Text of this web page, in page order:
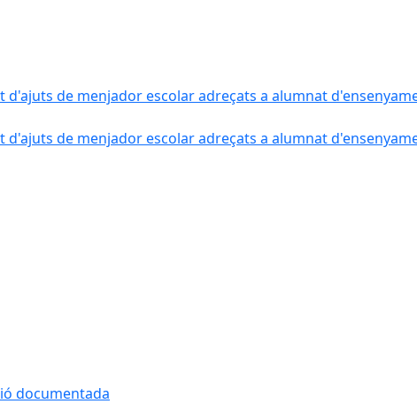
d'ajuts de menjador escolar adreçats a alumnat
d'ajuts de menjador escolar adreçats a alumnat
documentada